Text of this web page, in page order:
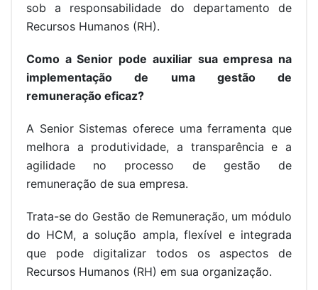
sob a responsabilidade do departamento de
Recursos Humanos (RH).
Como a Senior pode auxiliar sua empresa na
implementação de uma gestão de
remuneração eficaz?
A Senior Sistemas oferece uma ferramenta que
melhora a produtividade, a transparência e a
agilidade no processo de gestão de
remuneração de sua empresa.
Trata-se do Gestão de Remuneração, um módulo
do HCM, a solução ampla, flexível e integrada
que pode digitalizar todos os aspectos de
Recursos Humanos (RH) em sua organização.